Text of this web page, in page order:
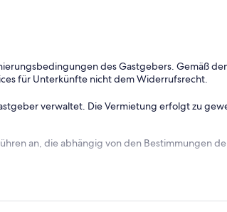
des Gastgebers. Gemäß
für Unterkünfte nicht dem Widerrufsrecht.
verwaltet. Die Vermietung erfolgt zu
an, die abhängig von den Bestimmungen